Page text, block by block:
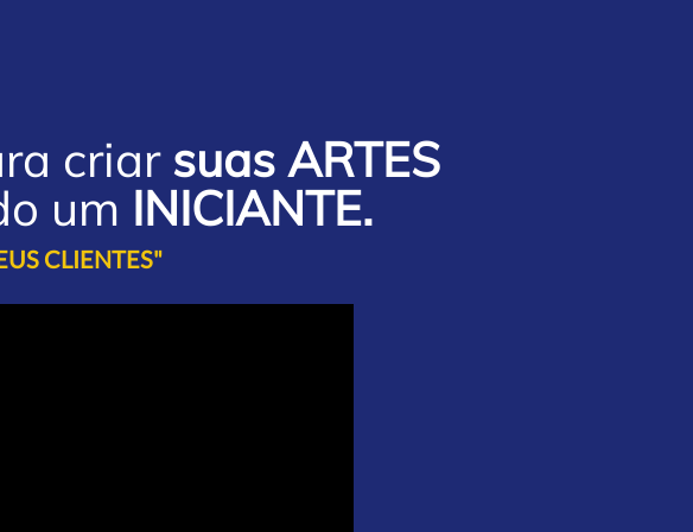
criarsuas ARTES
um INICIANTE.
CLIENTES"